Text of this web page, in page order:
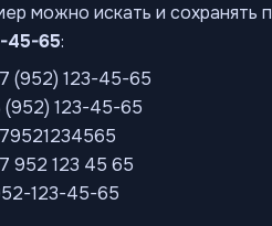
можно искать и сохранять
45-65:
(952) 123-45-65
(952) 123-45-65
952 123 45 65
123-45-65